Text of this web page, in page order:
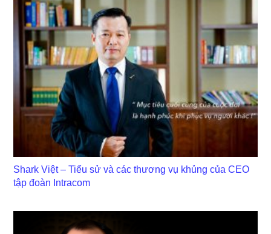
Shark Việt – Tiểu sử và các thương vụ khủng của CEO
tập đoàn Intracom